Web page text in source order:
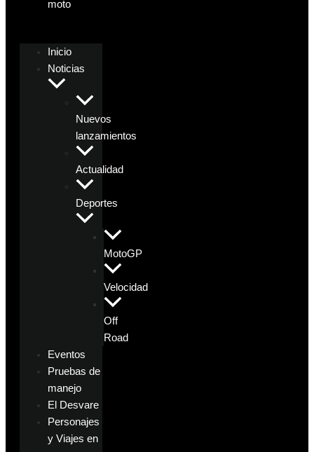
moto
Inicio
Noticias
Nuevos
lanzamientos
Actualidad
Deportes
MotoGP
Velocidad
Off
Road
Eventos
Pruebas de
manejo
El Desvare
Personajes
y Viajes en